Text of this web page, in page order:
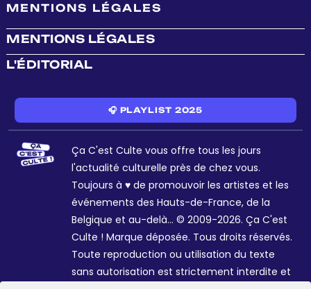
MENTIONS LÉGALES
MENTIONS LÉGALES
L'ÉDITORIAL
🎧 PLAYLIST 2025
Ça C'est Culte vous offre tous les jours
l'actualité culturelle près de chez vous.
Toujours à ♥ de promouvoir les artistes et les
événements des Hauts-de-France, de la
Belgique et au-delà... © 2009-2026. Ça C'est
Culte ! Marque déposée. Tous droits réservés.
Toute reproduction ou utilisation du texte
sans autorisation est strictement interdite et